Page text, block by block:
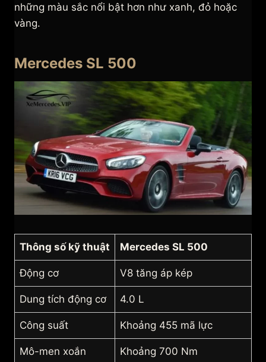
những màu sắc nổi bật hơn như xanh, đỏ hoặc
vàng.
Mercedes SL 500
Thông số kỹ thuật Mercedes SL 500
Động cơ V8 tăng áp kép
Dung tích động cơ 4.0 L
Công suất Khoảng 455 mã lực
Mô-men xoắn Khoảng 700 Nm